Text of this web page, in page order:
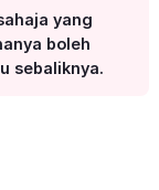
yang
boleh
sebaliknya.